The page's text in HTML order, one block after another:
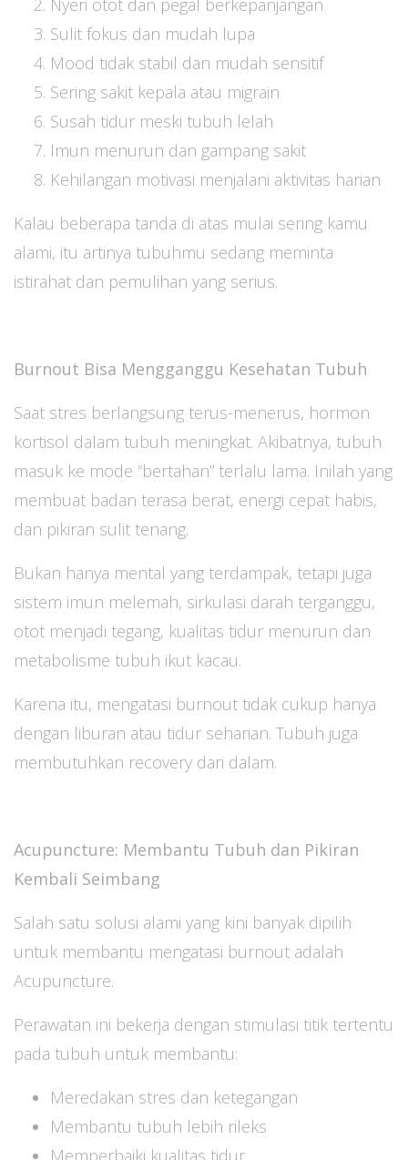
Nyeri otot dan pegal berkepanjangan
Sulit fokus dan mudah lupa
Mood tidak stabil dan mudah sensitif
Sering sakit kepala atau migrain
Susah tidur meski tubuh lelah
Imun menurun dan gampang sakit
Kehilangan motivasi menjalani aktivitas harian
Kalau beberapa tanda di atas mulai sering kamu
alami, itu artinya tubuhmu sedang meminta
istirahat dan pemulihan yang serius.
Burnout Bisa Mengganggu Kesehatan Tubuh
Saat stres berlangsung terus-menerus, hormon
kortisol dalam tubuh meningkat. Akibatnya, tubuh
masuk ke mode “bertahan” terlalu lama. Inilah yang
membuat badan terasa berat, energi cepat habis,
dan pikiran sulit tenang.
Bukan hanya mental yang terdampak, tetapi juga
sistem imun melemah, sirkulasi darah terganggu,
otot menjadi tegang, kualitas tidur menurun dan
metabolisme tubuh ikut kacau.
Karena itu, mengatasi burnout tidak cukup hanya
dengan liburan atau tidur seharian. Tubuh juga
membutuhkan recovery dari dalam.
Acupuncture: Membantu Tubuh dan Pikiran
Kembali Seimbang
Salah satu solusi alami yang kini banyak dipilih
untuk membantu mengatasi burnout adalah
Acupuncture.
Perawatan ini bekerja dengan stimulasi titik tertentu
pada tubuh untuk membantu:
Meredakan stres dan ketegangan
Membantu tubuh lebih rileks
Memperbaiki kualitas tidur